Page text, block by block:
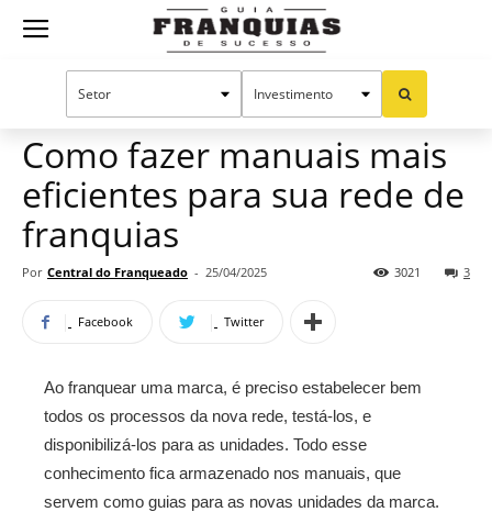
Guia
Manual do sucesso Gestão
Como fazer manuais mais
eficientes para sua rede de
franquias
Por Central do Franqueado - 25/04/2025 3
3021
Facebook Twitter
Ao franquear uma marca, é preciso estabelecer bem
todos os processos da nova rede, testá-los, e
disponibilizá-los para as unidades. Todo esse
conhecimento fica armazenado nos manuais, que
servem como guias para as novas unidades da marca.